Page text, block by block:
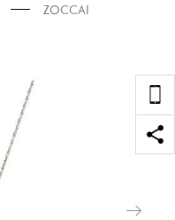
ZOCCAI